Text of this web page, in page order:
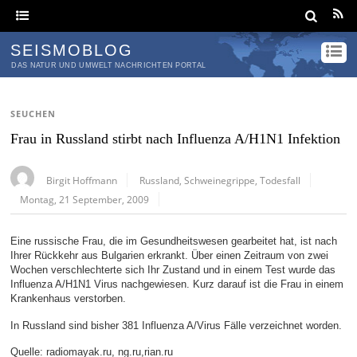
SEISMOBLOG
DAS NATUR UND UMWELT NACHRICHTEN PORTAL
SEUCHEN
Frau in Russland stirbt nach Influenza A/H1N1 Infektion
Birgit Hoffmann Russland ,Schweinegrippe ,Todesfall
Montag, 21 September, 2009
Eine russische Frau, die im Gesundheitswesen gearbeitet hat, ist nach
Ihrer Rückkehr aus Bulgarien erkrankt. Über einen Zeitraum von zwei
Wochen verschlechterte sich Ihr Zustand und in einem Test wurde das
Influenza A/H1N1 Virus nachgewiesen. Kurz darauf ist die Frau in einem
Krankenhaus verstorben.
In Russland sind bisher 381 Influenza A/Virus Fälle verzeichnet worden.
Quelle: radiomayak.ru, ng.ru,rian.ru